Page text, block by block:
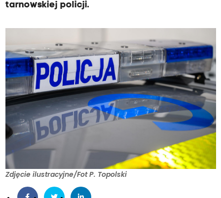
tarnowskiej policji.
Zdjęcie ilustracyjne/Fot P. Topolski